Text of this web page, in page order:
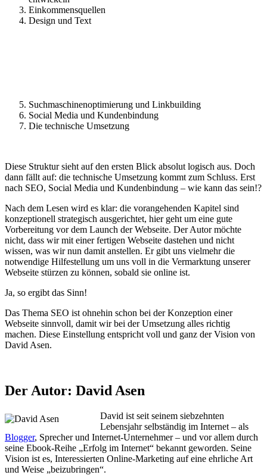
Einkommensquellen
Design und Text
Suchmaschinenoptimierung und Linkbuilding
Social Media und Kundenbindung
Die technische Umsetzung
Diese Struktur sieht auf den ersten Blick absolut logisch aus. Doch
dann fällt auf: die technische Umsetzung kommt zum Schluss. Erst
nach SEO, Social Media und Kundenbindung – wie kann das sein!?
Nach dem Lesen wird es klar: die vorangehenden Kapitel sind
konzeptionell strategisch ausgerichtet, hier geht um eine gute
Vorbereitung vor dem Launch der Webseite. Der Autor möchte
nicht, dass wir mit einer fertigen Webseite dastehen und nicht
wissen, was wir nun damit anstellen. Er gibt uns vielmehr die
notwendige Hilfestellung um uns voll in die Vermarktung unserer
Webseite stürzen zu können, sobald sie online ist.
Ja, so ergibt das Sinn!
Das Thema SEO ist ohnehin schon bei der Konzeption einer
Webseite sinnvoll, damit wir bei der Umsetzung alles richtig
machen. Diese Einstellung entspricht voll und ganz der Vision von
David Asen.
Der Autor: David Asen
David ist seit seinem siebzehnten
Lebensjahr selbständig im Internet – als
Blogger, Sprecher und Internet-Unternehmer – und vor allem durch
seine Ebook-Reihe „Erfolg im Internet“ bekannt geworden. Seine
Vision ist es, Interessierten Online-Marketing auf eine ehrliche Art
und Weise „beizubringen“.